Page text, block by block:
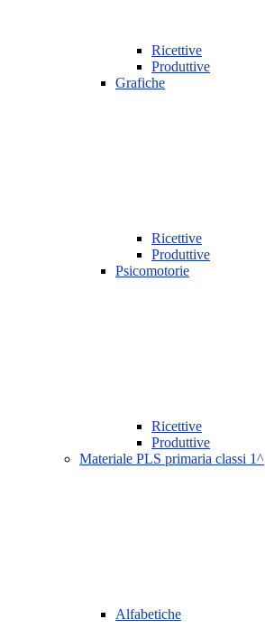
Ricettive
Produttive
Grafiche
Ricettive
Produttive
Psicomotorie
Ricettive
Produttive
Materiale PLS primaria classi 1^
Alfabetiche